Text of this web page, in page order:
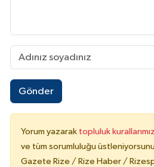
Gönder
Yorum yazarak topluluk
ve tüm sorumluluğu
Gazete Rize / Rize Haber /